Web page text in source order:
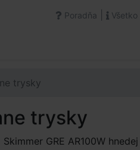
Poradňa
trysky
trysky
Skimmer GRE AR100W